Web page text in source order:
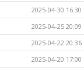
2025-04-30 16:30
2025-04-25 20:09
2025-04-22 20:36
2025-04-20 17:00